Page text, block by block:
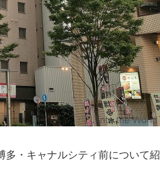
・キャナルシティ前について紹